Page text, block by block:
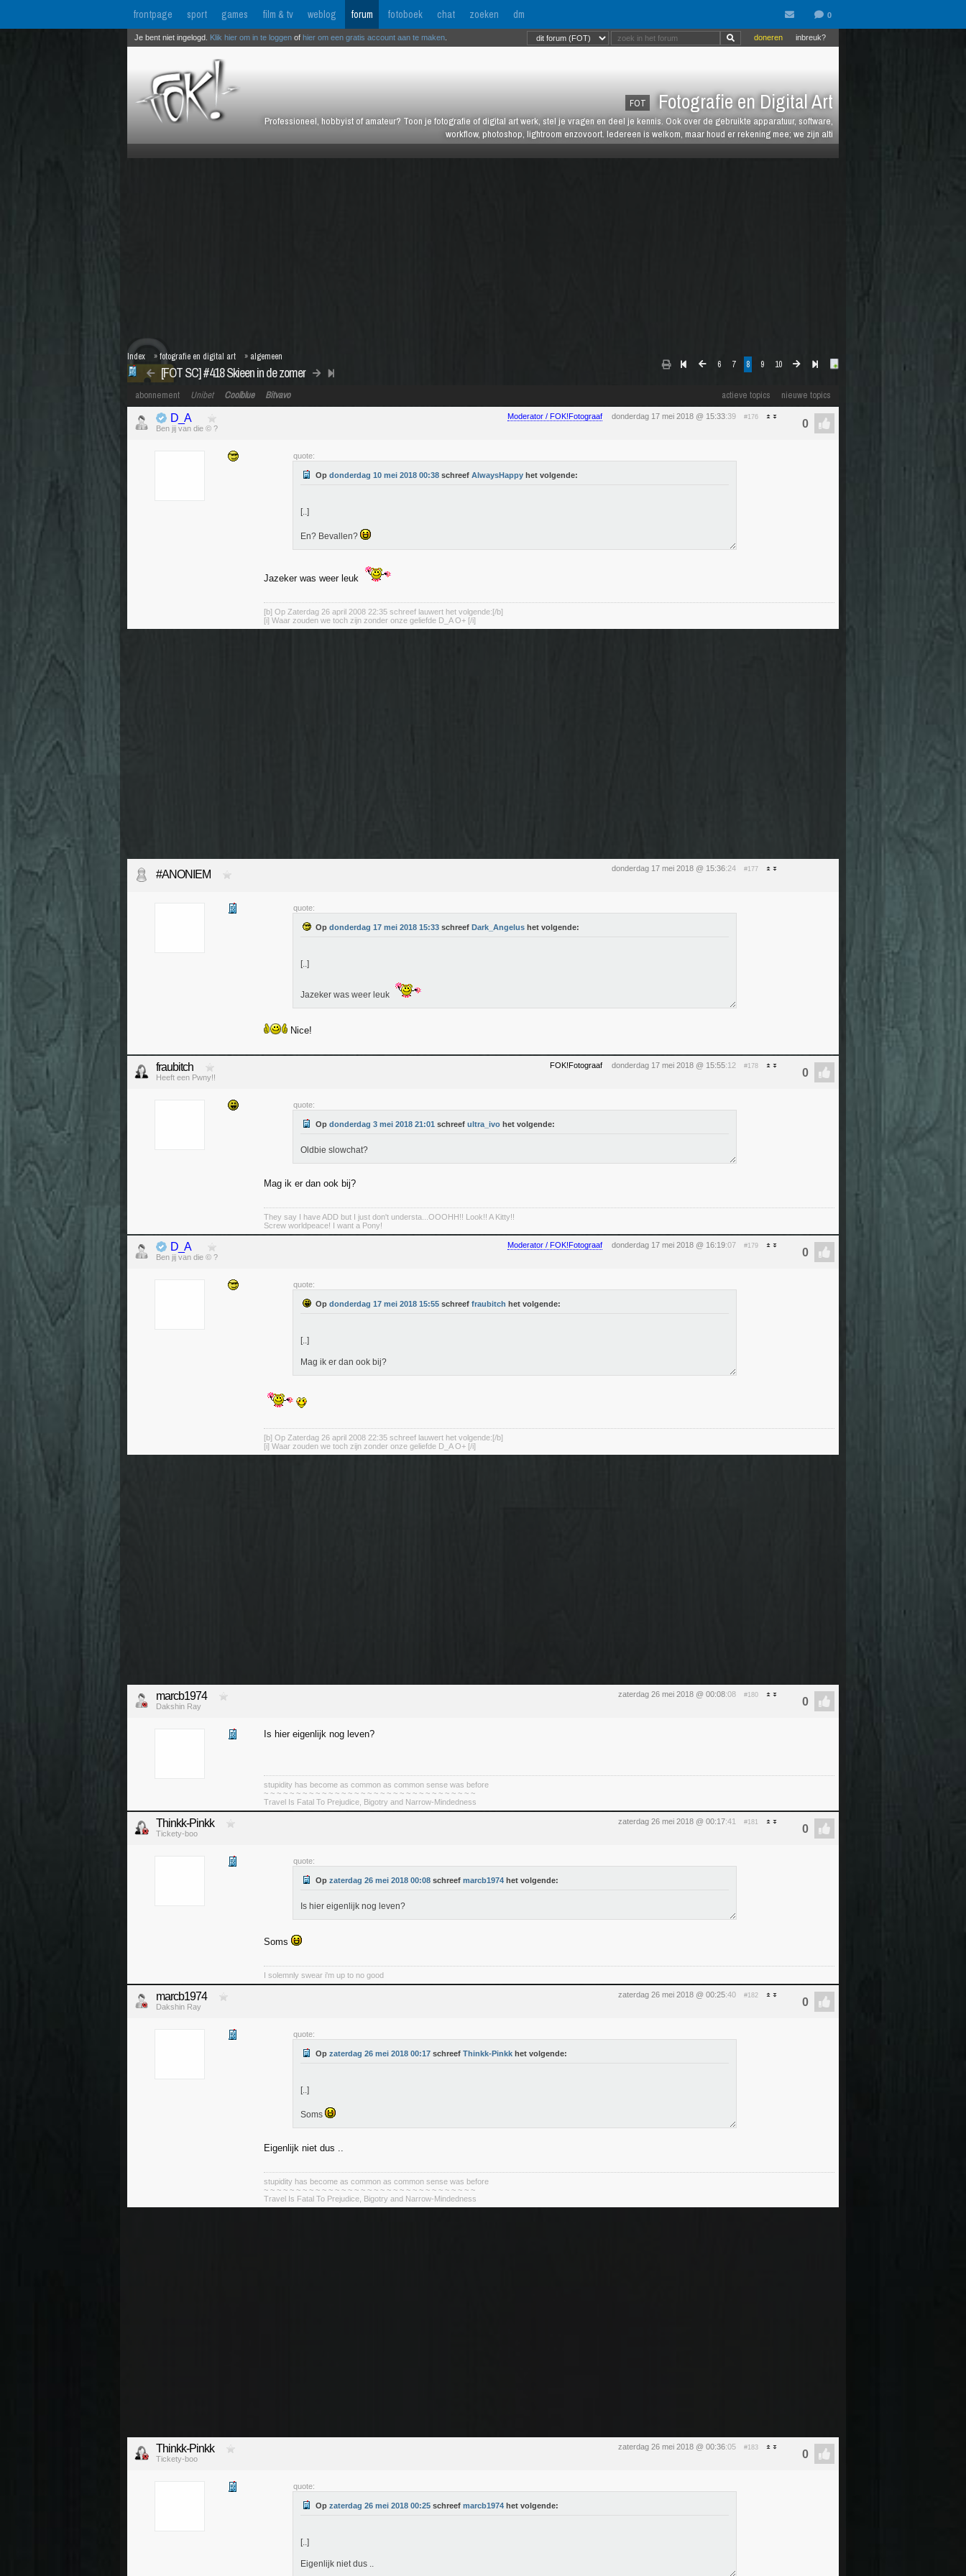
frontpage sport games film & tv weblog forum fotoboek chat zoeken dm
FOT Fotografie en Digital Art
Professioneel, hobbyist of amateur? Toon je fotografie of digital art werk, stel je vragen en deel je kennis. Ook over de gebruikte apparatuur, software,
workflow, photoshop, lightroom enzovoort. Iedereen is welkom, maar houd er rekening mee; we zijn alti
inbreuk?
doneren
Je bent niet ingelogd. Klik hier om in te loggen of hier om een gratis account aan te maken
6 7 8 9 10
[FOT SC] #418 Skieen in de zomer
Index »fotografie en digital art » algemeen
actieve topics nieuwe topics
abonnement Unibet Coolblue Bitvavo
Moderator / FOK!Fotograaf donderdag 17 mei 2018 @ 15:33:39 #176
D_A
Ben jij van die © ?
quote:
Op donderdag 10 mei 2018 00:38 schreef AlwaysHappy het volgende:
[..]
En? Bevallen?
Jazeker was weer leuk
[b] Op Zaterdag 26 april 2008 22:35 schreef lauwert het volgende:[/b]
[i] Waar zouden we toch zijn zonder onze geliefde D_A O+ [/i]
donderdag 17 mei 2018 @ 15:36:24 #177
#ANONIEM
quote:
Op donderdag 17 mei 2018 15:33 schreef Dark_Angelus het volgende:
[..]
Jazeker was weer leuk
Nice!
FOK!Fotograaf donderdag 17 mei 2018 @ 15:55:12 #178
fraubitch
Heeft een Pwny!!
quote:
Op donderdag 3 mei 2018 21:01 schreef ultra_ivo het volgende:
Oldbie slowchat?
Mag ik er dan ook bij?
They say I have ADD but I just don't understa...OOOHH!! Look!! A Kitty!!
Screw worldpeace! I want a Pony!
Moderator / FOK!Fotograaf donderdag 17 mei 2018 @ 16:19:07 #179
D_A
Ben jij van die © ?
quote:
Op donderdag 17 mei 2018 15:55 schreef fraubitch het volgende:
[..]
Mag ik er dan ook bij?
[b] Op Zaterdag 26 april 2008 22:35 schreef lauwert het volgende:[/b]
[i] Waar zouden we toch zijn zonder onze geliefde D_A O+ [/i]
zaterdag 26 mei 2018 @ 00:08:08 #180
marcb1974
Dakshin Ray
Is hier eigenlijk nog leven?
stupidity has become as common as common sense was before
~ ~ ~ ~ ~ ~ ~ ~ ~ ~ ~ ~ ~ ~ ~ ~ ~ ~ ~ ~ ~ ~ ~ ~ ~ ~ ~ ~ ~ ~ ~ ~ ~
Travel Is Fatal To Prejudice, Bigotry and Narrow-Mindedness
zaterdag 26 mei 2018 @ 00:17:41 #181
Thinkk-Pinkk
Tickety-boo
quote:
Op zaterdag 26 mei 2018 00:08 schreef marcb1974 het volgende:
Is hier eigenlijk nog leven?
Soms
I solemnly swear i'm up to no good
zaterdag 26 mei 2018 @ 00:25:40 #182
marcb1974
Dakshin Ray
quote:
Op zaterdag 26 mei 2018 00:17 schreef Thinkk-Pinkk het volgende:
[..]
Soms
Eigenlijk niet dus ..
stupidity has become as common as common sense was before
~ ~ ~ ~ ~ ~ ~ ~ ~ ~ ~ ~ ~ ~ ~ ~ ~ ~ ~ ~ ~ ~ ~ ~ ~ ~ ~ ~ ~ ~ ~ ~ ~
Travel Is Fatal To Prejudice, Bigotry and Narrow-Mindedness
zaterdag 26 mei 2018 @ 00:36:05 #183
Thinkk-Pinkk
Tickety-boo
quote:
Op zaterdag 26 mei 2018 00:25 schreef marcb1974 het volgende:
[..]
Eigenlijk niet dus ..